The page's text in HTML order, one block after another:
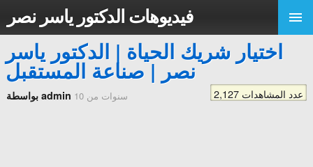
فيديوهات الدكتور ياسر نصر
اختيار شريك الحياة | الدكتور ياسر
نصر | صناعة المستقبل
بواسطة admin 10 سنوات من 2,127 عدد المشاهدات